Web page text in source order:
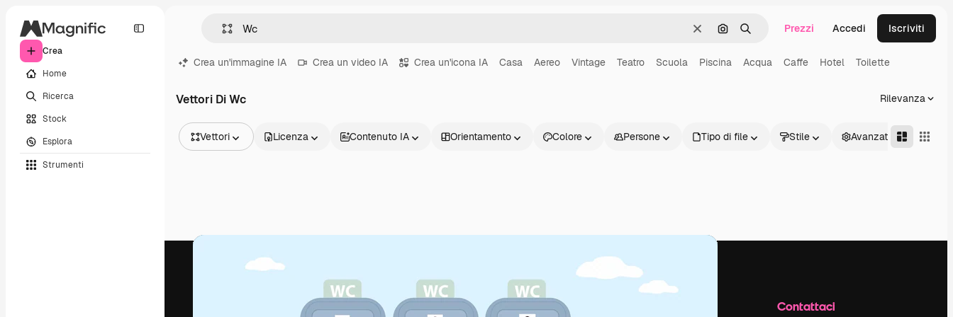
Crea
Home
Ricerca
Stock
Esplora
Strumenti
CancellaCerca per immagine
Ricerca Prezzi Accedi Iscriviti
Crea un'immagine IA Crea un video IA Crea un'icona IA Casa Aereo Vintage Teatro Scuola Piscina Acqua Caffe Hotel Toilette
Vettori Di Wc Rilevanza
Vettori
Video
Motion graphic
Licenza Contenuto IA Orientamento Colore Persone Tipo di file Stile Avanzate
Prodotti Inizia Contattaci